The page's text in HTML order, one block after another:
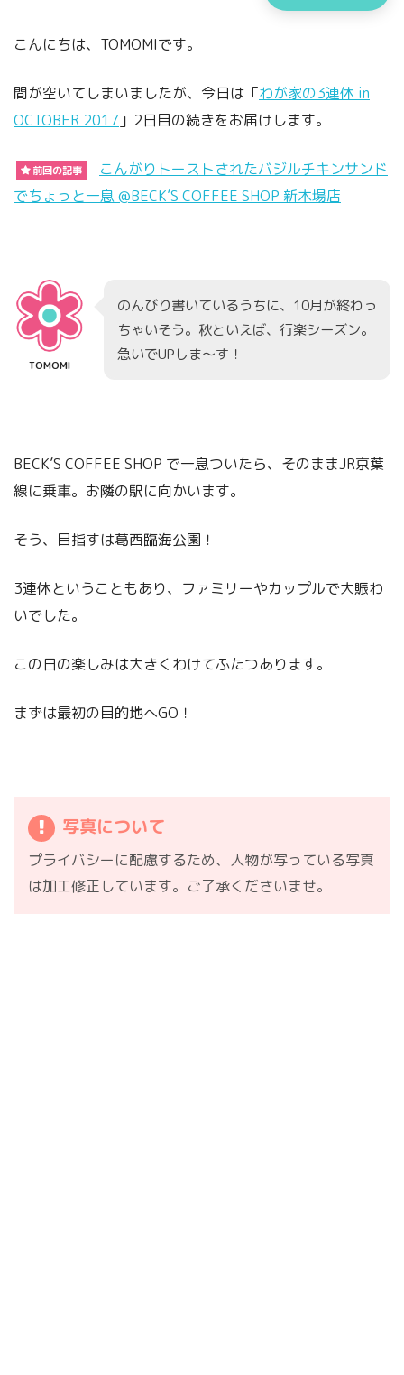
こんにちは、TOMOMIです。
間が空いてしまいましたが、今日は「わが家の3連休 in
OCTOBER 2017 」2日目の続きをお届けします。
前回の記事
こんがりトーストされたバジルチキンサンド
でちょっと一息 @BECK’S COFFEE SHOP 新木場店
TOMOMI
のんびり書いているうちに、10月が終わっ
ちゃいそう。秋といえば、行楽シーズン。
急いでUPしま～す！
BECK’S COFFEE SHOP で一息ついたら、そのままJR京葉
線に乗車。お隣の駅に向かいます。
そう、目指すは葛西臨海公園！
3連休ということもあり、ファミリーやカップルで大賑わ
いでした。
この日の楽しみは大きくわけてふたつあります。
まずは最初の目的地へGO！
写真について
プライバシーに配慮するため、人物が写っている写真
は加工修正しています。ご了承くださいませ。